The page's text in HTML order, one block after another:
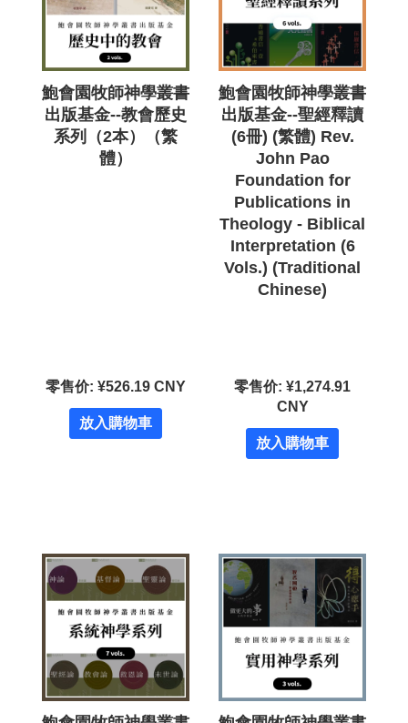
鮑會園牧師神學叢書
出版基金--教會歷史
系列（2本）（繁
體）
零售价: ¥526.19 CNY
放入購物車
鮑會園牧師神學叢書
出版基金--聖經釋讀
(6冊) (繁體) Rev.
John Pao
Foundation for
Publications in
Theology - Biblical
Interpretation (6
Vols.) (Traditional
Chinese)
零售价: ¥1,274.91
CNY
放入購物車